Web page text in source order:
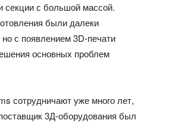
секции с большой массой.
были далеки
с появлением 3D-печати
основных проблем
сотрудничают уже много лет,
3Д-оборудования был